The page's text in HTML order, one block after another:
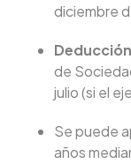
diciembre
Deducción
de
julio (si el
Se puede
años